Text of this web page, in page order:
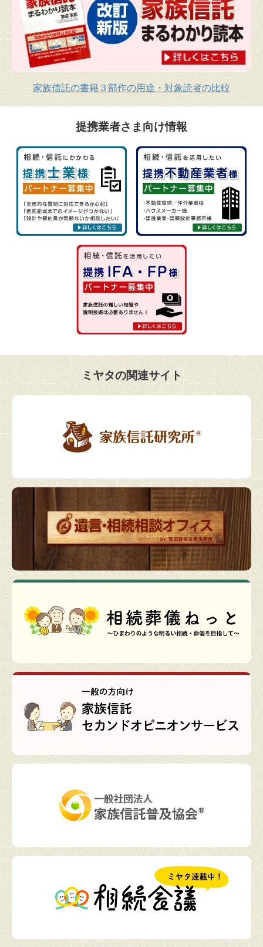
家族信託の書籍３部作の用途・対象読者の比較
提携業者さま向け情報
ミヤタの関連サイト